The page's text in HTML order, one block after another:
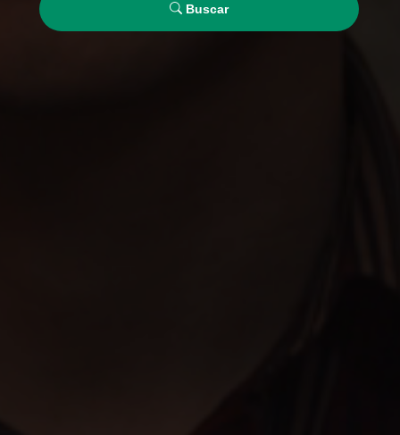
Buscar